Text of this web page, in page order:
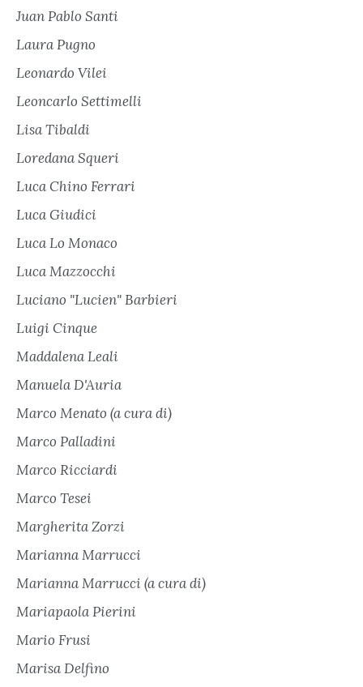
Juan Pablo Santi
Laura Pugno
Leonardo Vilei
Leoncarlo Settimelli
Lisa Tibaldi
Loredana Squeri
Luca Chino Ferrari
Luca Giudici
Luca Lo Monaco
Luca Mazzocchi
Luciano "Lucien" Barbieri
Luigi Cinque
Maddalena Leali
Manuela D'Auria
Marco Menato (a cura di)
Marco Palladini
Marco Ricciardi
Marco Tesei
Margherita Zorzi
Marianna Marrucci
Marianna Marrucci (a cura di)
Mariapaola Pierini
Mario Frusi
Marisa Delfino